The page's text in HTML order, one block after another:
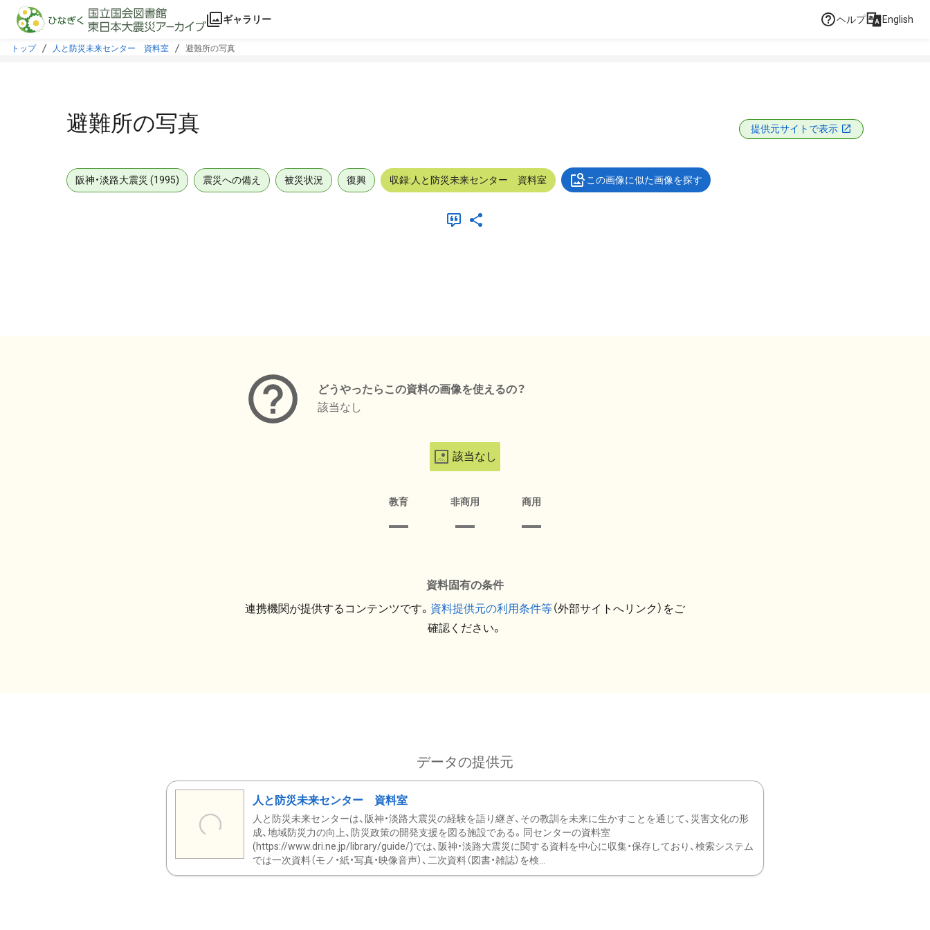
本文に飛ぶ
ギャラリー ヘルプ English
トップ 人と防災未来センター 資料室 避難所の写真
避難所の写真 提供元サイトで表示
阪神・淡路大震災 (1995) 震災への備え 被災状況 復興 収録:人と防災未来センター 資料室 この画像に似た画像を探す
どうやったらこの資料の画像を使えるの？
該当なし
該当なし
教育 非商用 商用
資料固有の条件
連携機関が提供するコンテンツです。 資料提供元の利用条件等（外部サイトへリンク）をご
確認ください。
データの提供元
人と防災未来センター 資料室
人と防災未来センターは、阪神・淡路大震災の経験を語り継ぎ、その教訓を未来に生かすことを通じて、災害文化の形
成、地域防災力の向上、防災政策の開発支援を図る施設である。同センターの資料室
(https://www.dri.ne.jp/library/guide/)では、阪神・淡路大震災に関する資料を中心に収集・保存しており、検索システム
では一次資料（モノ・紙・写真・映像音声）、二次資料（図書・雑誌）を検...